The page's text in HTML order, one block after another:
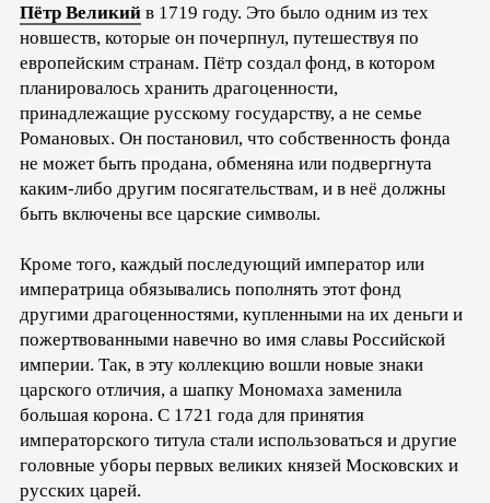
Пётр Великий в 1719 году. Это было одним из тех
новшеств, которые он почерпнул, путешествуя по
европейским странам. Пётр создал фонд, в котором
планировалось хранить драгоценности,
принадлежащие русскому государству, а не семье
Романовых. Он постановил, что собственность фонда
не может быть продана, обменяна или подвергнута
каким-либо другим посягательствам, и в неё должны
быть включены все царские символы.
Кроме того, каждый последующий император или
императрица обязывались пополнять этот фонд
другими драгоценностями, купленными на их деньги и
пожертвованными навечно во имя славы Российской
империи. Так, в эту коллекцию вошли новые знаки
царского отличия, а шапку Мономаха заменила
большая корона. С 1721 года для принятия
императорского титула стали использоваться и другие
головные уборы первых великих князей Московских и
русских царей.